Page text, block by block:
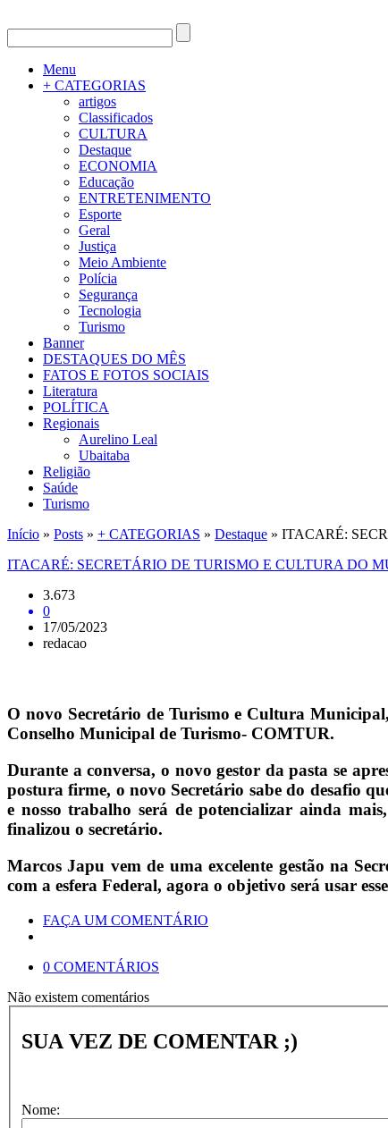
Menu
+ CATEGORIAS
artigos
Classificados
CULTURA
Destaque
ECONOMIA
Educação
ENTRETENIMENTO
Esporte
Geral
Justiça
Meio Ambiente
Polícia
Segurança
Tecnologia
Turismo
Banner
DESTAQUES DO MÊS
FATOS E FOTOS SOCIAIS
Literatura
POLÍTICA
Regionais
Aurelino Leal
Ubaitaba
Religião
Saúde
Turismo
Início » Posts » + CATEGORIAS » Destaque » ITACARÉ:
ITACARÉ: SECRETÁRIO DE TURISMO E CULTURA DO
3.673
0
17/05/2023
redacao
O novo Secretário de Turismo e Cultura
Conselho Municipal de Turismo- COMTUR.
Durante a conversa, o novo gestor da pasta se
postura firme, o novo Secretário sabe do desafio
e nosso trabalho será de potencializar ainda
finalizou o secretário.
Marcos Japu vem de uma excelente gestão na
com a esfera Federal, agora o objetivo será usar
FAÇA UM COMENTÁRIO
0 COMENTÁRIOS
Não existem comentários
SUA VEZ DE COMENTAR ;)
Nome: